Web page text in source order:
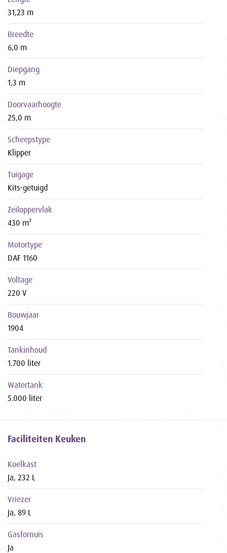
31,23 m
Breedte
6,0 m
Diepgang
1,3 m
Doorvaarhoogte
25,0 m
Scheepstype
Klipper
Tuigage
Kits-getuigd
Zeiloppervlak
430 m²
Motortype
DAF 1160
Voltage
220 V
Bouwjaar
1904
Tankinhoud
1.700 liter
Watertank
5.000 liter
Faciliteiten Keuken
Koelkast
Ja, 232 L
Vriezer
Ja, 89 L
Gasfornuis
Ja